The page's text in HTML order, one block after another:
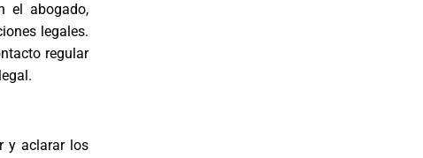
el abogado,
legales.
regular
y aclarar los